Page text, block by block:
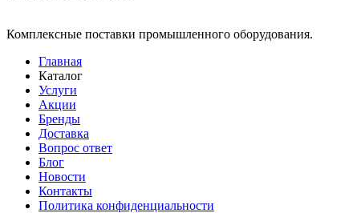
Комплексные поставки промышленного оборудования.
Главная
Каталог
Услуги
Акции
Бренды
Доставка
Вопрос ответ
Блог
Новости
Контакты
Политика конфиденциальности